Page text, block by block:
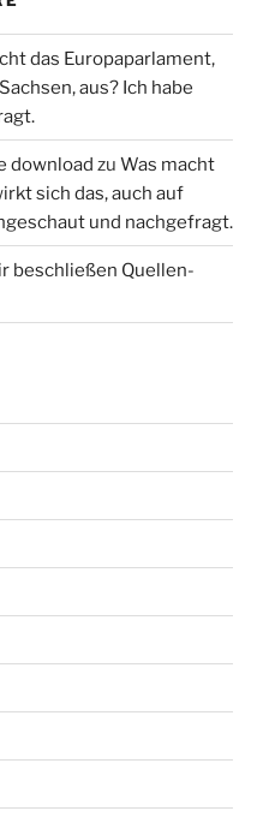
das Europaparlament,
aus? Ich habe
download zu Was macht
sich das, auch auf
und nachgefragt.
beschließen Quellen-